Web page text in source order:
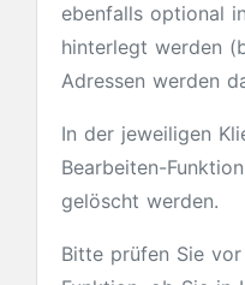
ebenfalls optional
hinterlegt werden
Adressen werden
In der jeweiligen
Bearbeiten-
gelöscht werden.
Bitte prüfen Sie